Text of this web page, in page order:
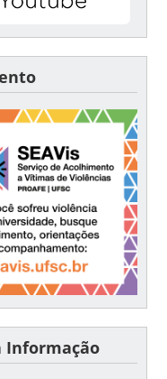
Informação